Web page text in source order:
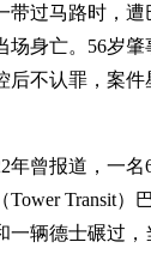
带过马路时，
场身亡。56岁
后不认罪，案件
年曾报道，一
Transit）
一辆德士碾过，